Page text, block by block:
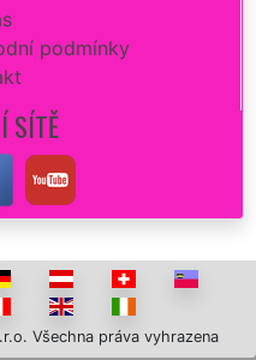
podmínky
SÍTĚ
Všechna práva vyhrazena